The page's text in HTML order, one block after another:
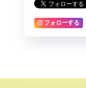
フォローする